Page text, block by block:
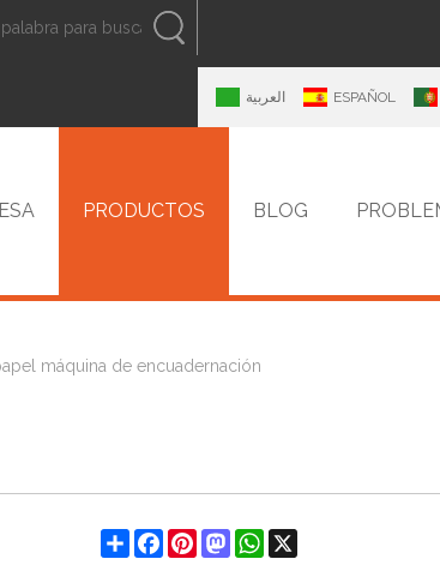
ESPAÑOL
العربية ESPAÑOL
PRODUCTOS BLOG
máquina de encuadernación
ShareFacebook
PinterestMastodonWhatsApp